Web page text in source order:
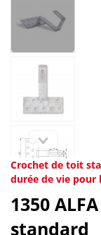
Crochet de toit
durée de vie pour
1350
standard